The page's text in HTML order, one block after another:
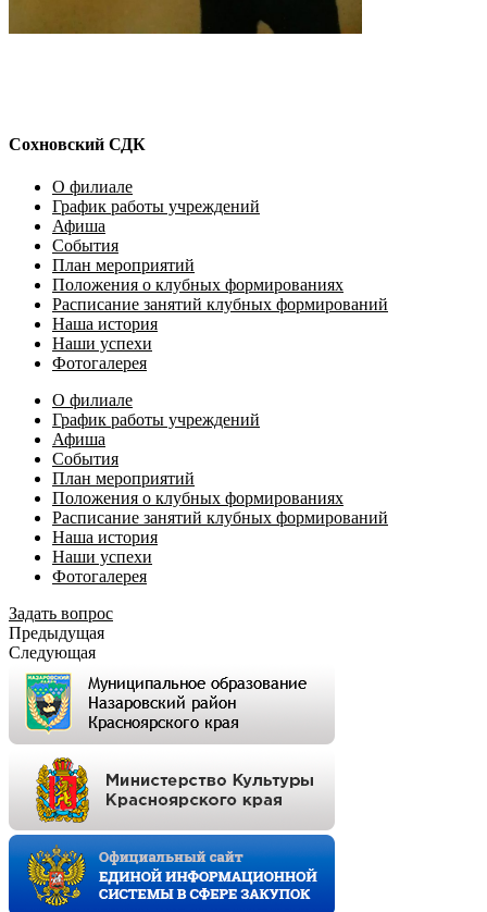
Сохновский СДК
О филиале
График работы учреждений
Афиша
События
План мероприятий
Положения о клубных формированиях
Расписание занятий клубных формирований
Наша история
Наши успехи
Фотогалерея
О филиале
График работы учреждений
Афиша
События
План мероприятий
Положения о клубных формированиях
Расписание занятий клубных формирований
Наша история
Наши успехи
Фотогалерея
Задать вопрос
Предыдущая
Следующая